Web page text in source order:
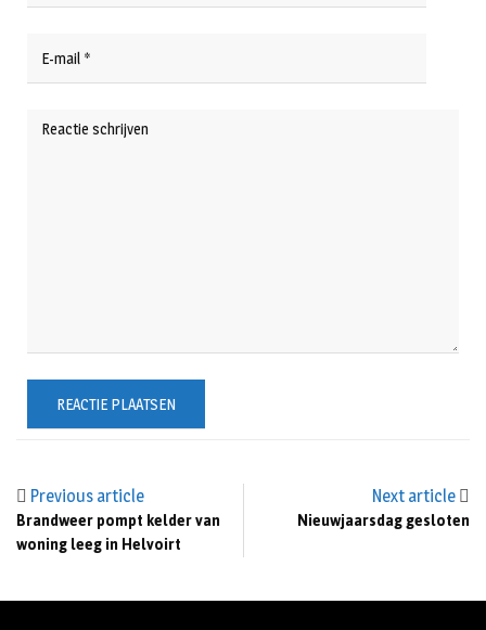
Previous article
Brandweer pompt kelder van
woning leeg in Helvoirt
Next article
Nieuwjaarsdag gesloten